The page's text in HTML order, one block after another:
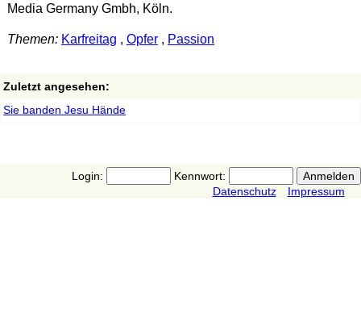
Media Germany Gmbh, Köln.
Themen: Karfreitag , Opfer, Passion
Zuletzt angesehen:
Sie banden Jesu Hände
Login:
Kennwort:
Datenschutz
Impressum